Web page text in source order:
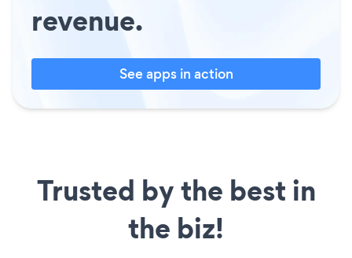
revenue.
See apps in action
Trusted by the best in
the biz!